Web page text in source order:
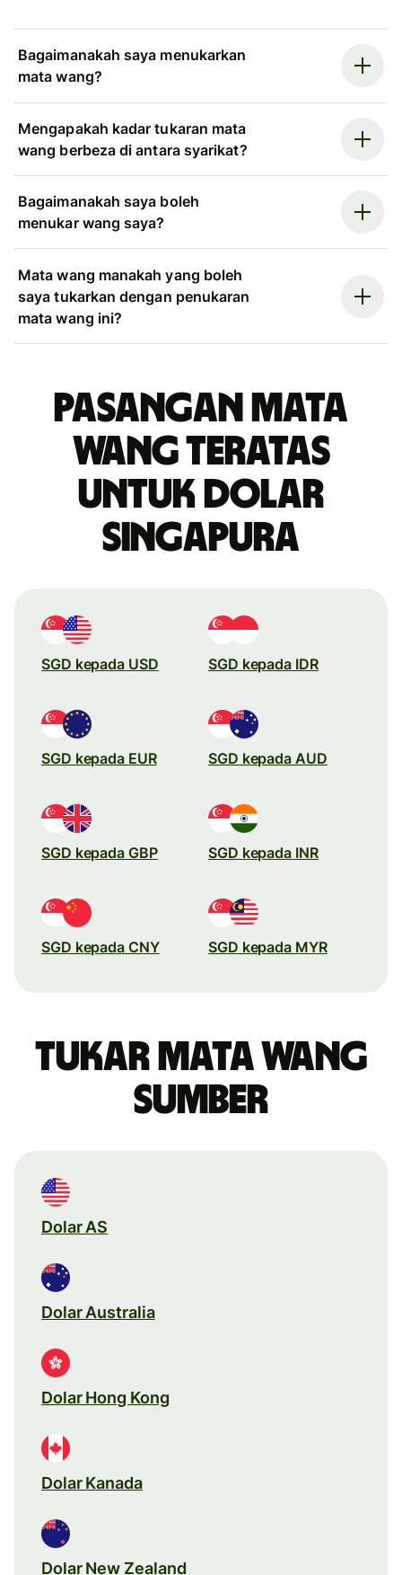
Bagaimanakah saya menukarkan
mata wang?
Mengapakah kadar tukaran mata
wang berbeza di antara syarikat?
Bagaimanakah saya boleh
menukar wang saya?
Mata wang manakah yang boleh
saya tukarkan dengan penukaran
mata wang ini?
Pasangan mata
wang teratas
untuk dolar
Singapura
SGD kepada USD SGD kepada IDR
SGD kepada EUR SGD kepada AUD
SGD kepada GBP SGD kepada INR
SGD kepada CNY SGD kepada MYR
Tukar mata wang
sumber
Dolar AS
Dolar Australia
Dolar Hong Kong
Dolar Kanada
Dolar New Zealand